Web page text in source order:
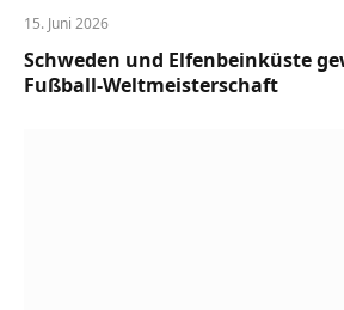
15. Juni 2026
Schweden und Elfenbeinküste
Fußball-Weltmeisterschaft